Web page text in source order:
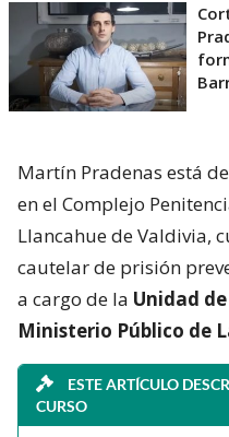
Martín Pradenas está
en el Complejo
Llancahue de Valdivia,
cautelar de prisión
a cargo de la Unidad
Ministerio Público de
ESTE ARTÍCULO
CURSO